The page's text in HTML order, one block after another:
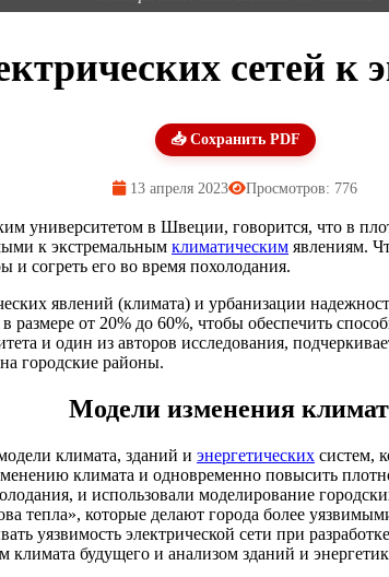
сетей к
📥 Сохранить PDF
13 апреля 2023 Просмотров: 776
университетом в Швеции, говорится, что в
к экстремальным климатическим явлениям.
и согреть его во время похолодания.
явлений (климата) и урбанизации
размере от 20% до 60%, чтобы обеспечить
и один из авторов исследования,
городские районы.
Модели изменения
климата, зданий и энергетических систем,
климата и одновременно повысить
и использовали моделирование
тепла», которые делают города более
уязвимость электрической сети при
климата будущего и анализом зданий и